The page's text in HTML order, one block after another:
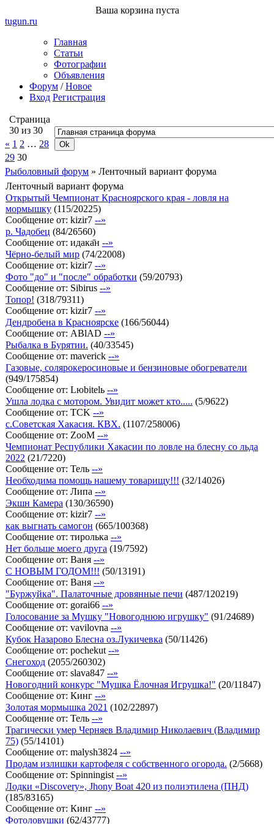
Ваша корзина пуста
tugun.ru
Главная
Статьи
Фотографии
Объявления
Форум /Новое
Вход Регистрация
Страница
30 из 30
« 1 2 … 28
29 30
Рыболовный форум » Ленточный вариант форума
Ленточный вариант форума
Открытый Чемпионат Красноярского края - ловля на
мормышку (115/20225)
Сообщение от: kizir7 --»
р. Чадобец (84/26560)
Сообщение от: идака̄н --»
Чёрно-белый мир (74/22008)
Сообщение от: kizir7 --»
Фото "до" и "после" обработки (59/20793)
Сообщение от: Sibirus --»
Топор! (318/79311)
Сообщение от: kizir7 --»
Дендробена в Красноярске (166/56044)
Сообщение от: ABlAD --»
Рыбалка в Бурятии. (40/33545)
Сообщение от: maverick --»
Газовые, солярокеросиновые и бензиновые обогреватели
(949/175854)
Сообщение от: Lюbitelь --»
Ушла лодка с мотором. Увидит может кто..... (5/9622)
Сообщение от: TCK --»
с.Советская Хакасия. КВХ. (1107/258006)
Сообщение от: ZooM --»
Чемпионат Республики Хакасии по ловле на блесну со льда
2022 (21/7220)
Сообщение от: Тель --»
Необходима помощь нашему товарищу!!! (32/14026)
Сообщение от: Липа --»
Экшн Камера (130/36590)
Сообщение от: kizir7 --»
как выгнать самогон (665/100368)
Сообщение от: тиролька --»
Нет больше моего друга (19/7592)
Сообщение от: Ваня --»
С НОВЫМ ГОДОМ!!! (50/13191)
Сообщение от: Ваня --»
"Буржуйка". Палаточные дровянные печи (487/120219)
Сообщение от: gorai66 --»
Голосование за Мушку "Новогоднюю игрушку" (91/24689)
Сообщение от: vavilovna --»
Кубок Назарово Блесна оз.Лукичевка (50/11426)
Сообщение от: pochekut --»
Снегоход (2055/260302)
Сообщение от: slava847 --»
Новогодний конкурс "Мушка Ёлочная Игрушка!" (20/11847)
Сообщение от: Кинг --»
Золотая мормышка 2021 (102/22897)
Сообщение от: Тель --»
Трагически умер Черняев Владимир Николаевич (Владимир
75) (55/14101)
Сообщение от: malysh3824 --»
Продам излишки картофеля с собственного огорода. (2/5668)
Сообщение от: Spinningist --»
Лодки «Discovery», Jhony Boat 420 из полиэтилена (ПНД)
(185/83165)
Сообщение от: Кинг --»
Фотоловушки (62/43777)